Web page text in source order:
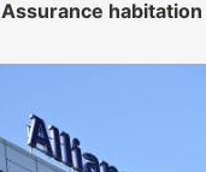
Assurance habitation